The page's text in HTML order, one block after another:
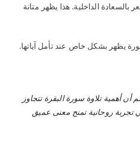
بالسعادة الداخلية. هذا يظهر متانة
يظهر بشكل خاص عند تأمل آياتها.
أنأهمية تلاوة سورة البقرةتتجاوز
تجربة روحانية تمنح معنى عميق